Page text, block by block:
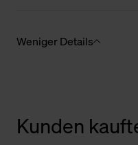
Weniger Details
Kunden